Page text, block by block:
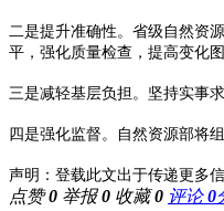
二是提升准确性。省级自然资
平，强化质量检查，提高变化
三是减轻基层负担。坚持实事
四是强化监督。自然资源部将
声明：登载此文出于传递更多
点赞0 举报0 收藏0 评论0